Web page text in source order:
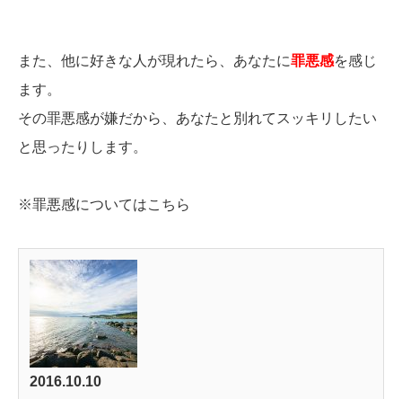
また、他に好きな人が現れたら、あなたに罪悪感を感じ
ます。
その罪悪感が嫌だから、あなたと別れてスッキリしたい
と思ったりします。
※罪悪感についてはこちら
2016.10.10